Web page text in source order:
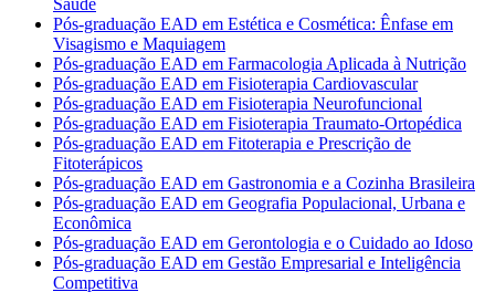
Saúde
Pós-graduação EAD em Estética e Cosmética: Ênfase em
Visagismo e Maquiagem
Pós-graduação EAD em Farmacologia Aplicada à Nutrição
Pós-graduação EAD em Fisioterapia Cardiovascular
Pós-graduação EAD em Fisioterapia Neurofuncional
Pós-graduação EAD em Fisioterapia Traumato-Ortopédica
Pós-graduação EAD em Fitoterapia e Prescrição de
Fitoterápicos
Pós-graduação EAD em Gastronomia e a Cozinha Brasileira
Pós-graduação EAD em Geografia Populacional, Urbana e
Econômica
Pós-graduação EAD em Gerontologia e o Cuidado ao Idoso
Pós-graduação EAD em Gestão Empresarial e Inteligência
Competitiva